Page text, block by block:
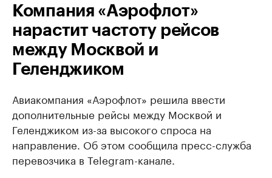
Компания «Аэрофлот»
нарастит частоту рейсов
между Москвой и
Геленджиком
Авиакомпания «Аэрофлот» решила ввести
дополнительные рейсы между Москвой и
Геленджиком из-за высокого спроса на
направление. Об этом сообщила пресс-служба
перевозчика в Telegram-канале.